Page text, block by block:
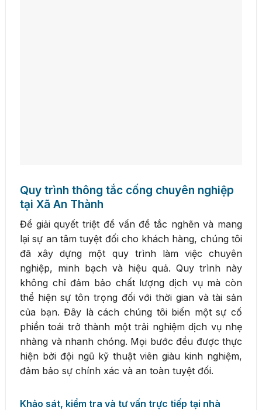
Quy trình thông tắc cống chuyên nghiệp
tại Xã An Thành
Để giải quyết triệt để vấn đề tắc nghẽn và mang
lại sự an tâm tuyệt đối cho khách hàng, chúng tôi
đã xây dựng một quy trình làm việc chuyên
nghiệp, minh bạch và hiệu quả. Quy trình này
không chỉ đảm bảo chất lượng dịch vụ mà còn
thể hiện sự tôn trọng đối với thời gian và tài sản
của bạn. Đây là cách chúng tôi biến một sự cố
phiền toái trở thành một trải nghiệm dịch vụ nhẹ
nhàng và nhanh chóng. Mọi bước đều được thực
hiện bởi đội ngũ kỹ thuật viên giàu kinh nghiệm,
đảm bảo sự chính xác và an toàn tuyệt đối.
Khảo sát, kiểm tra và tư vấn trực tiếp tại nhà